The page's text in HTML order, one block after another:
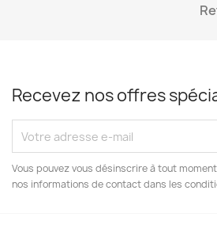
Recevez nos offres
Vous pouvez vous désinscrire à tout
nos informations de contact dans les